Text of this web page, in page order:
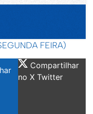
FEIRA)
Compartilhar
no X Twitter